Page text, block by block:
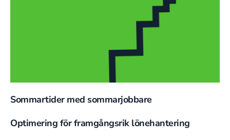
Sommartider med sommarjobbare
Optimering för framgångsrik lönehantering